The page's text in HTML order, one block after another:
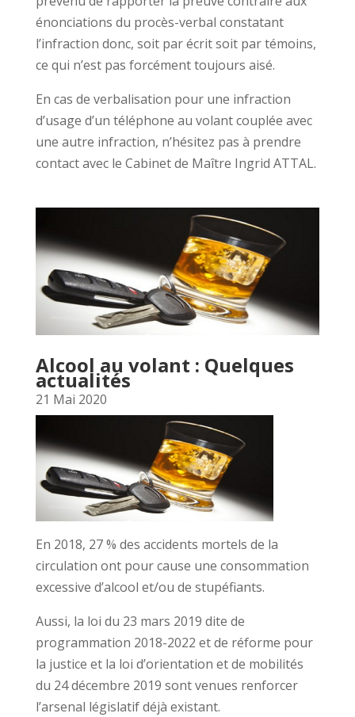
énonciations du procès-verbal constatant
l’infraction donc, soit par écrit soit par témoins,
ce qui n’est pas forcément toujours aisé.
En cas de verbalisation pour une infraction
d’usage d’un téléphone au volant couplée avec
une autre infraction, n’hésitez pas à prendre
contact avec le Cabinet de Maître Ingrid ATTAL.
Alcool au volant : Quelques
actualités
21 Mai 2020
En 2018, 27 % des accidents mortels de la
circulation ont pour cause une consommation
excessive d’alcool et/ou de stupéfiants.
Aussi, la loi du 23 mars 2019 dite de
programmation 2018-2022 et de réforme pour
la justice et la loi d’orientation et de mobilités
du 24 décembre 2019 sont venues renforcer
l’arsenal législatif déjà existant.